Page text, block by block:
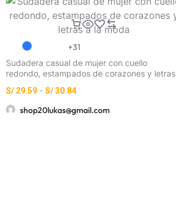
+31
Sudadera casual de mujer con cuello
redondo, estampados de corazones y letras
S/ 29.59 - S/30.84
shop20lukas@gmail.com